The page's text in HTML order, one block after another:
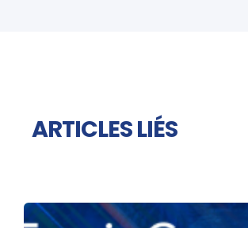
ARTICLES LIÉS